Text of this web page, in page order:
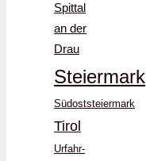
Spittal
an der
Drau
Steiermark
Südoststeiermark
Tirol
Urfahr-